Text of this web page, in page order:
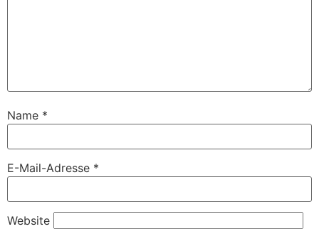
Name *
E-Mail-Adresse *
Website